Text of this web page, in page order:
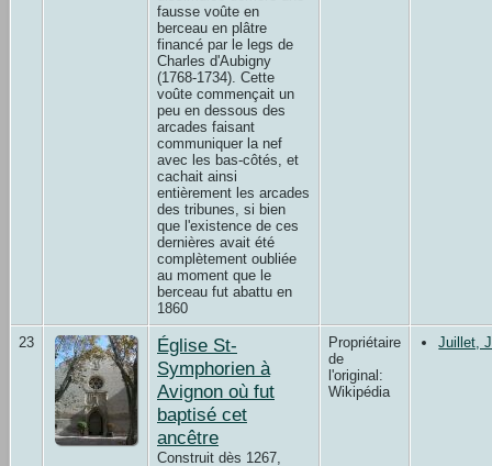
fausse voûte en
berceau en plâtre
financé par le legs de
Charles d'Aubigny
(1768-1734). Cette
voûte commençait un
peu en dessous des
arcades faisant
communiquer la nef
avec les bas-côtés, et
cachait ainsi
entièrement les arcades
des tribunes, si bien
que l'existence de ces
dernières avait été
complètement oubliée
au moment que le
berceau fut abattu en
1860
23
Église St-
Symphorien à
Avignon où fut
baptisé cet
ancêtre
Construit dès 1267,
Propriétaire
de
l'original:
Wikipédia
Juillet,